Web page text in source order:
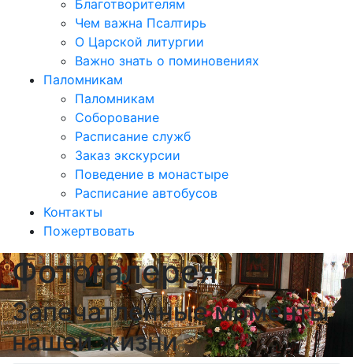
Благотворителям
Чем важна Псалтирь
О Царской литургии
Важно знать о поминовениях
Паломникам
Паломникам
Соборование
Расписание служб
Заказ экскурсии
Поведение в монастыре
Расписание автобусов
Контакты
Пожертвовать
Фотогалерея
Запечатленные моменты
нашей жизни